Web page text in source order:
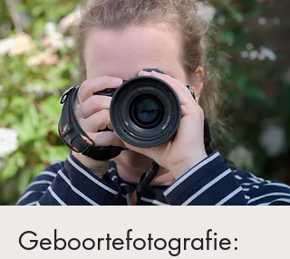
Geboortefotografie: